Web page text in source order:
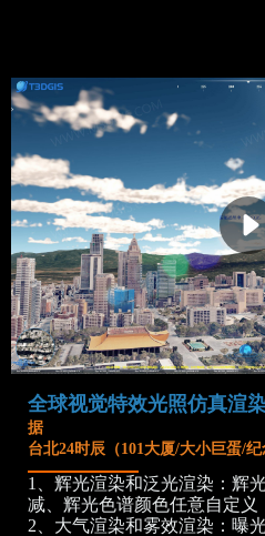
全球视觉特效光照仿真渲
据
台北24时辰（101大厦/大小巨蛋/
1、辉光渲染和泛光渲染：辉
减、辉光色谱颜色任意自定义
2、大气渲染和雾效渲染：曝